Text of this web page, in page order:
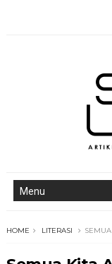
HOME LITERASI